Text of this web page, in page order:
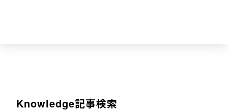
Knowledge記事検索